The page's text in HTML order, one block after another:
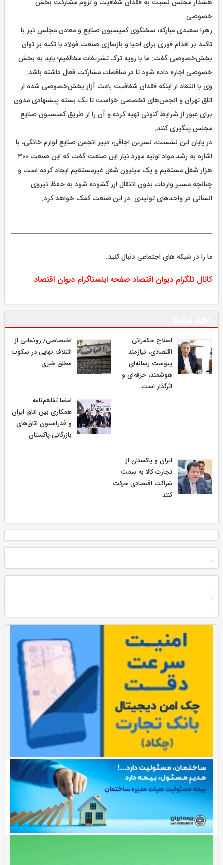
هشدار مجلس نسبت به فقدان شفافیت و لزوم مشارکت بخش
خصوصی
زهرا سعیدی مبارکه، سخنگوی کمیسیون صنایع و معادن مجلس نیز با
تاکید بر اقدام فوری برای احیا و بازسازی صنعت فولاد با تکیه بر توان
بخش‌خصوصی گفت: ما با رویه ترک تشریفات مخالفیم؛ باید به بخش
خصوصی اجازه داده شود تا در مناقصات مشارکت فعال داشته باشد.
وی با انتقاد از اینکه فقدان شفافیت باعث آزار بخش‌خصوصی شده از
اتاق تهران و انجمن‌های تخصصی خواست تا یک بسته پیشنهادی مدون
برای عبور از شرایط کنونی تهیه کرده و آن را از طریق کمیسیون صنایع
مجلس پیگیری کنند.
در پایان این نشست، نسرین اجاقی، دبیر انجمن صنایع لوازم خانگی، با
اشاره به رشد مواد اولیه مورد نیاز این صنعت گفت که این صنعت ۳۰۰
هزار شغل مستقیم و یک میلیون شغل غیرمستقیم ایجاد کرده است و
چنانچه مسیر واردات بدون انتقال ارز گشوده شود به حفظ نیروی
انسانی در واحدهای تولیدی در این صنعت کمک خواهد کرد.
ما را در شبکه های اجتماعی دنبال کنید.
کانال تلگرام دیوان اقتصاد صفحه اینستاگرام دیوان اقتصاد
اصلاح حکمرانی
اقتصادی، نیازمند
پیوست رسانه‌ای
هوشمند، حرفه‌ای و
اثرگذار است
اختصاصی/ رونمایی از
ائتلاف‌ نهایی در سکوت
مطلق خبری
امضا تفاهم‌نامه
همکاری بین اتاق ایران
و فدراسیون اتاق‌های
بازرگانی پاکستان
ایران و پاکستان از
تجارت کالا به سمت
شراکت اقتصادی حرکت
کنند
.
.
.
.